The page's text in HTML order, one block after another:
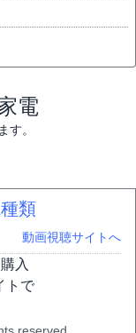
電
す。
類
動画視聴サイトへ
入
トで